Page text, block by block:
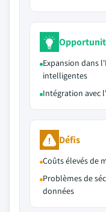
Expansion dans
intelligentes
Intégration avec
Défis
Coûts élevés de
Problèmes de
données